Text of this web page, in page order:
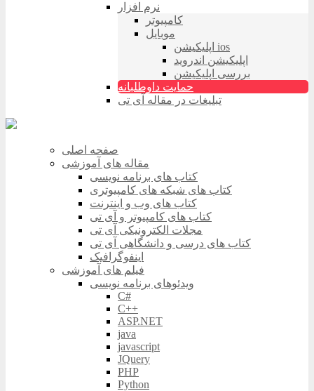
نرم افزار
کامپیوتر
موبایل
اپلیکیشن ios
اپلیکیشن اندروید
بررسی اپلیکیشن
حمایت داوطلبانه
تبلیغات در مقاله آی تی
صفحه اصلی
مقاله های آموزشی
کتاب های برنامه نویسی
کتاب های شبکه های کامپیوتری
کتاب های وب و اینترنت
کتاب های کامپیوتر و آی تی
مجلات الکترونیکی آی تی
کتاب های درسی و دانشگاهی آی تی
اینفوگرافیک
فیلم های آموزشی
ویدئوهای برنامه نویسی
C#
C++
ASP.NET
java
javascript
JQuery
PHP
Python